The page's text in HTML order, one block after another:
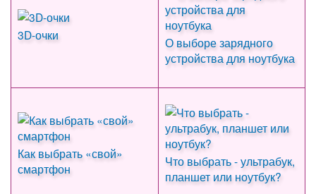
3D-очки
О выборе зарядного
устройства для ноутбука
Как выбрать «свой»
смартфон
Что выбрать - ультрабук,
планшет или ноутбук?